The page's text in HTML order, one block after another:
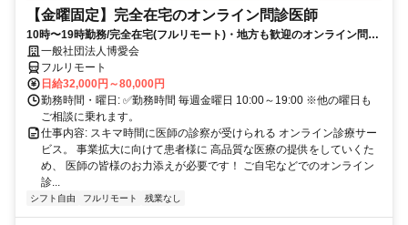
【金曜固定】完全在宅のオンライン問診医師
10時〜19時勤務/完全在宅(フルリモート)・地方も歓迎のオンライン問診
業務一般社団法人博愛会
フルリモート
日給32,000円～80,000円
勤務時間・曜日: ✅勤務時間 毎週金曜日 10:00～19:00 ※他の曜日も
ご相談に乗れます。
仕事内容: スキマ時間に医師の診察が受けられる オンライン診療サー
ビス。 事業拡大に向けて患者様に 高品質な医療の提供をしていくた
め、 医師の皆様のお力添えが必要です！ ご自宅などでのオンライン
診...
シフト自由 フルリモート 残業なし